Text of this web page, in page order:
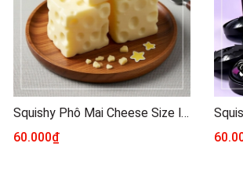
Squishy Phô Mai Cheese Size lớn
60.000₫